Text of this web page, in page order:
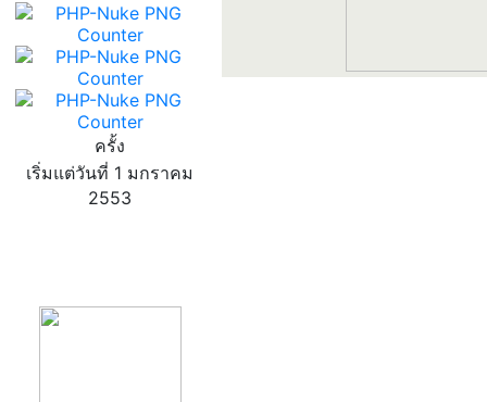
ครั้ง
เริ่มแต่วันที่ 1 มกราคม
2553